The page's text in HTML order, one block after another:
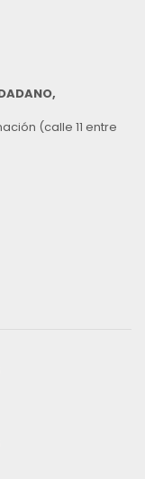
(calle 11 entre